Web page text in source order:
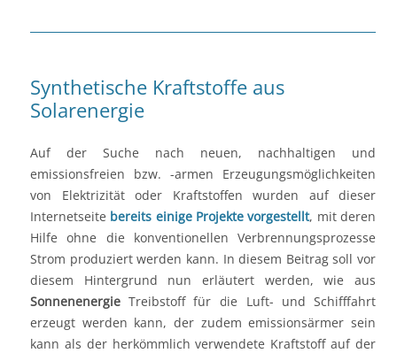
Synthetische Kraftstoffe aus
Solarenergie
Auf der Suche nach neuen, nachhaltigen und
emissionsfreien bzw. -armen Erzeugungsmöglichkeiten
von Elektrizität oder Kraftstoffen wurden auf dieser
Internetseite bereits einige Projekte vorgestellt, mit deren
Hilfe ohne die konventionellen Verbrennungsprozesse
Strom produziert werden kann. In diesem Beitrag soll vor
diesem Hintergrund nun erläutert werden, wie aus
Sonnenenergie Treibstoff für die Luft- und Schifffahrt
erzeugt werden kann, der zudem emissionsärmer sein
kann als der herkömmlich verwendete Kraftstoff auf der